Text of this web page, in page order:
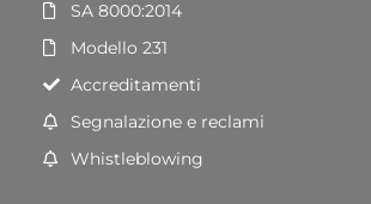
SA 8000:2014
Modello 231
Accreditamenti
Segnalazione e reclami
Whistleblowing